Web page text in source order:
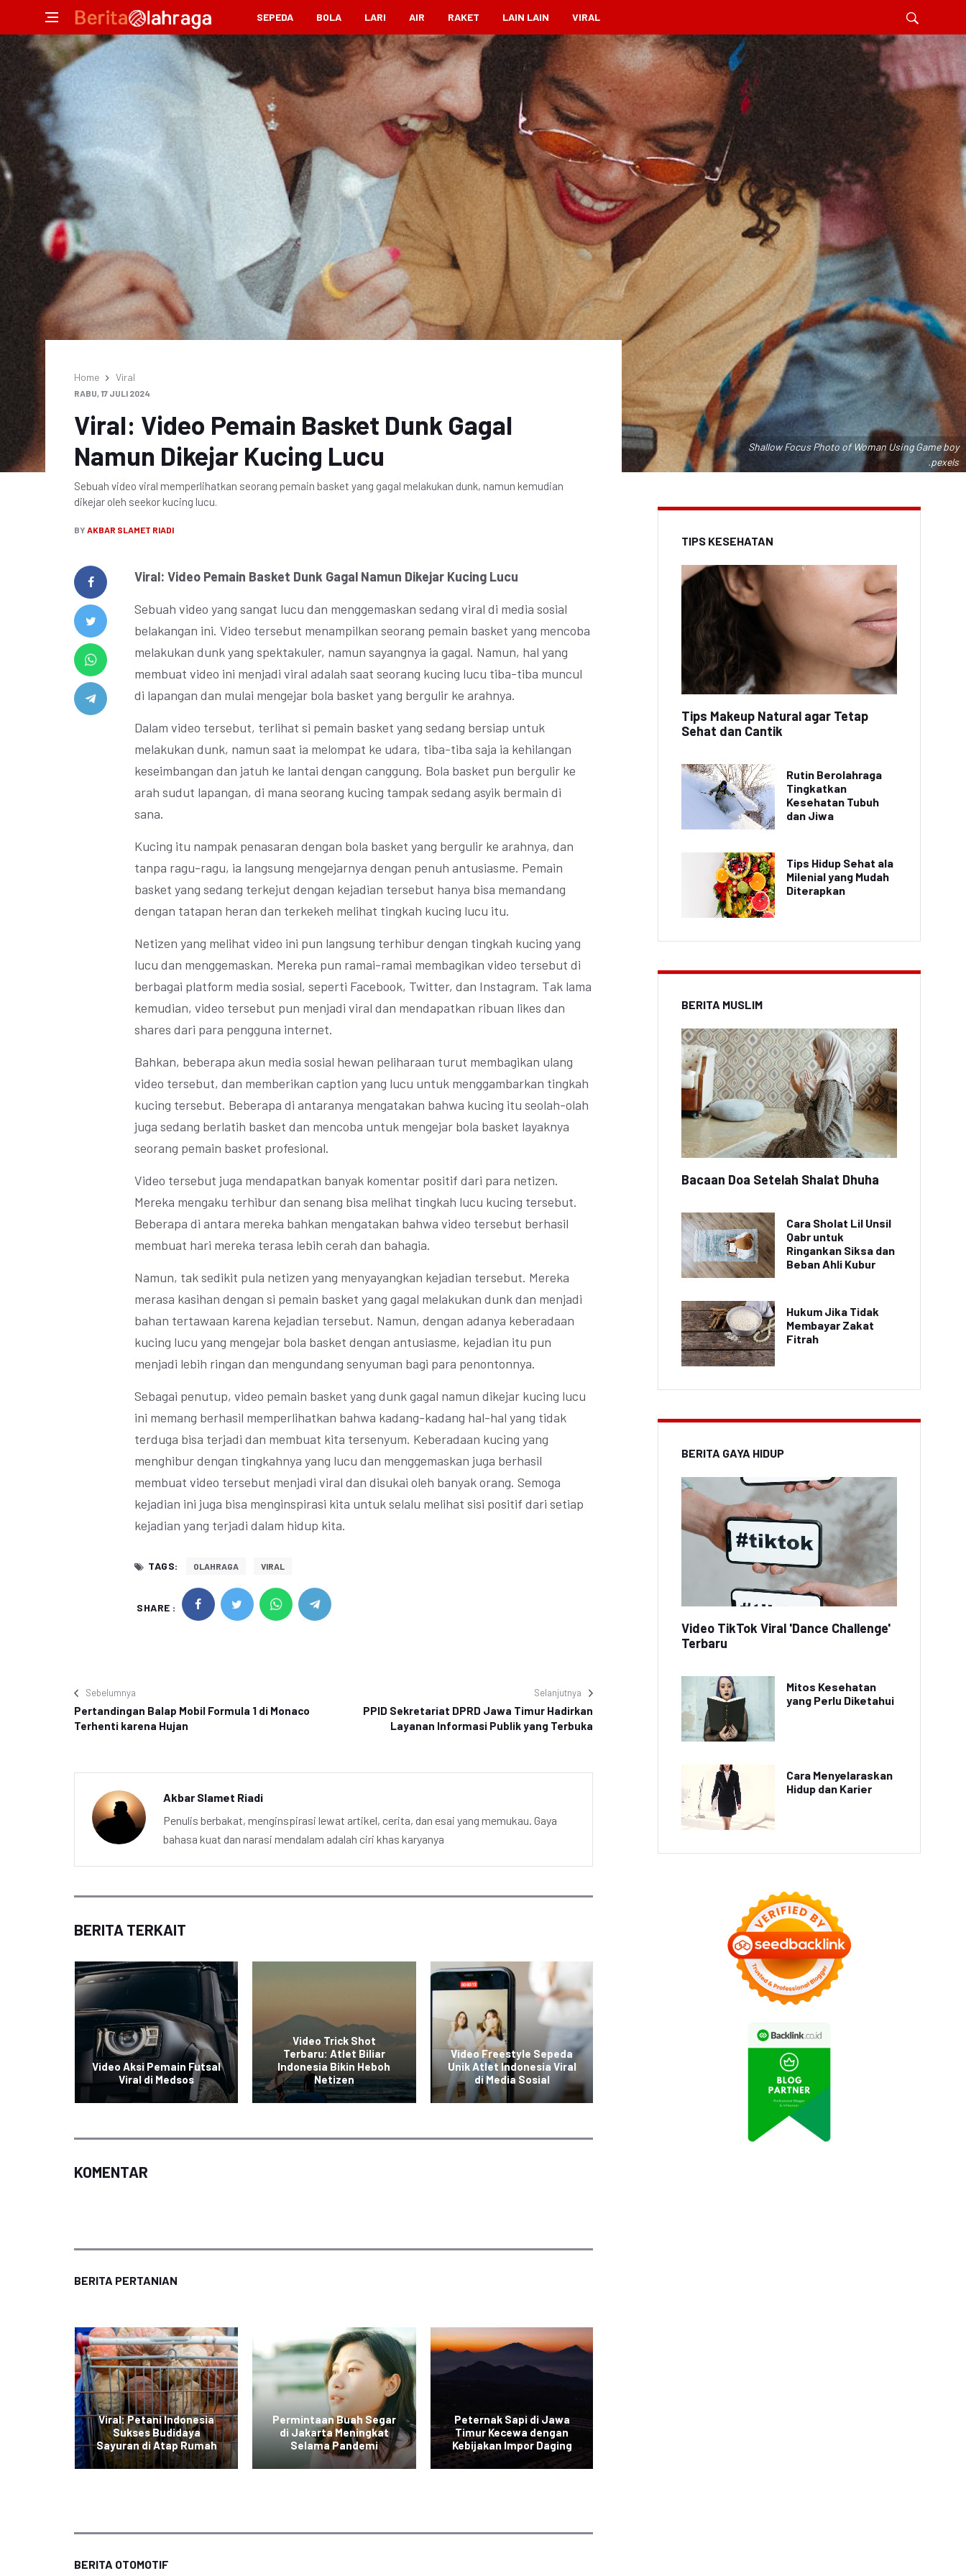
SEPEDA BOLA LARI AIR RAKET LAIN LAIN VIRAL
Shallow Focus Photo of Woman Using Game boy
.pexels
Home Viral
RABU, 17 JULI 2024
Viral: Video Pemain Basket Dunk Gagal
Namun Dikejar Kucing Lucu
Sebuah video viral memperlihatkan seorang pemain basket yang gagal melakukan dunk, namun kemudian
dikejar oleh seekor kucing lucu.
BY AKBAR SLAMET RIADI
Viral: Video Pemain Basket Dunk Gagal Namun Dikejar Kucing Lucu
Sebuah video yang sangat lucu dan menggemaskan sedang viral di media sosial
belakangan ini. Video tersebut menampilkan seorang pemain basket yang mencoba
melakukan dunk yang spektakuler, namun sayangnya ia gagal. Namun, hal yang
membuat video ini menjadi viral adalah saat seorang kucing lucu tiba-tiba muncul
di lapangan dan mulai mengejar bola basket yang bergulir ke arahnya.
Dalam video tersebut, terlihat si pemain basket yang sedang bersiap untuk
melakukan dunk, namun saat ia melompat ke udara, tiba-tiba saja ia kehilangan
keseimbangan dan jatuh ke lantai dengan canggung. Bola basket pun bergulir ke
arah sudut lapangan, di mana seorang kucing tampak sedang asyik bermain di
sana.
Kucing itu nampak penasaran dengan bola basket yang bergulir ke arahnya, dan
tanpa ragu-ragu, ia langsung mengejarnya dengan penuh antusiasme. Pemain
basket yang sedang terkejut dengan kejadian tersebut hanya bisa memandang
dengan tatapan heran dan terkekeh melihat tingkah kucing lucu itu.
Netizen yang melihat video ini pun langsung terhibur dengan tingkah kucing yang
lucu dan menggemaskan. Mereka pun ramai-ramai membagikan video tersebut di
berbagai platform media sosial, seperti Facebook, Twitter, dan Instagram. Tak lama
kemudian, video tersebut pun menjadi viral dan mendapatkan ribuan likes dan
shares dari para pengguna internet.
Bahkan, beberapa akun media sosial hewan peliharaan turut membagikan ulang
video tersebut, dan memberikan caption yang lucu untuk menggambarkan tingkah
kucing tersebut. Beberapa di antaranya mengatakan bahwa kucing itu seolah-olah
juga sedang berlatih basket dan mencoba untuk mengejar bola basket layaknya
seorang pemain basket profesional.
Video tersebut juga mendapatkan banyak komentar positif dari para netizen.
Mereka mengaku terhibur dan senang bisa melihat tingkah lucu kucing tersebut.
Beberapa di antara mereka bahkan mengatakan bahwa video tersebut berhasil
membuat hari mereka terasa lebih cerah dan bahagia.
Namun, tak sedikit pula netizen yang menyayangkan kejadian tersebut. Mereka
merasa kasihan dengan si pemain basket yang gagal melakukan dunk dan menjadi
bahan tertawaan karena kejadian tersebut. Namun, dengan adanya keberadaan
kucing lucu yang mengejar bola basket dengan antusiasme, kejadian itu pun
menjadi lebih ringan dan mengundang senyuman bagi para penontonnya.
Sebagai penutup, video pemain basket yang dunk gagal namun dikejar kucing lucu
ini memang berhasil memperlihatkan bahwa kadang-kadang hal-hal yang tidak
terduga bisa terjadi dan membuat kita tersenyum. Keberadaan kucing yang
menghibur dengan tingkahnya yang lucu dan menggemaskan juga berhasil
membuat video tersebut menjadi viral dan disukai oleh banyak orang. Semoga
kejadian ini juga bisa menginspirasi kita untuk selalu melihat sisi positif dari setiap
kejadian yang terjadi dalam hidup kita.
TAGS: OLAHRAGA VIRAL
SHARE :
Sebelumnya
Pertandingan Balap Mobil Formula 1 di Monaco
Terhenti karena Hujan
Selanjutnya
PPID Sekretariat DPRD Jawa Timur Hadirkan
Layanan Informasi Publik yang Terbuka
Akbar Slamet Riadi
Penulis berbakat, menginspirasi lewat artikel, cerita, dan esai yang memukau. Gaya
bahasa kuat dan narasi mendalam adalah ciri khas karyanya
BERITA TERKAIT
Video Aksi Pemain Futsal
Viral di Medsos
Video Trick Shot
Terbaru: Atlet Biliar
Indonesia Bikin Heboh
Netizen
Video Freestyle Sepeda
Unik Atlet Indonesia Viral
di Media Sosial
KOMENTAR
BERITA PERTANIAN
Viral: Petani Indonesia
Sukses Budidaya
Sayuran di Atap Rumah
Permintaan Buah Segar
di Jakarta Meningkat
Selama Pandemi
Peternak Sapi di Jawa
Timur Kecewa dengan
Kebijakan Impor Daging
BERITA OTOMOTIF
TIPS KESEHATAN
Tips Makeup Natural agar Tetap
Sehat dan Cantik
Rutin Berolahraga
Tingkatkan
Kesehatan Tubuh
dan Jiwa
Tips Hidup Sehat ala
Milenial yang Mudah
Diterapkan
BERITA MUSLIM
Bacaan Doa Setelah Shalat Dhuha
Cara Sholat Lil Unsil
Qabr untuk
Ringankan Siksa dan
Beban Ahli Kubur
Hukum Jika Tidak
Membayar Zakat
Fitrah
BERITA GAYA HIDUP
Video TikTok Viral 'Dance Challenge'
Terbaru
Mitos Kesehatan
yang Perlu Diketahui
Cara Menyelaraskan
Hidup dan Karier